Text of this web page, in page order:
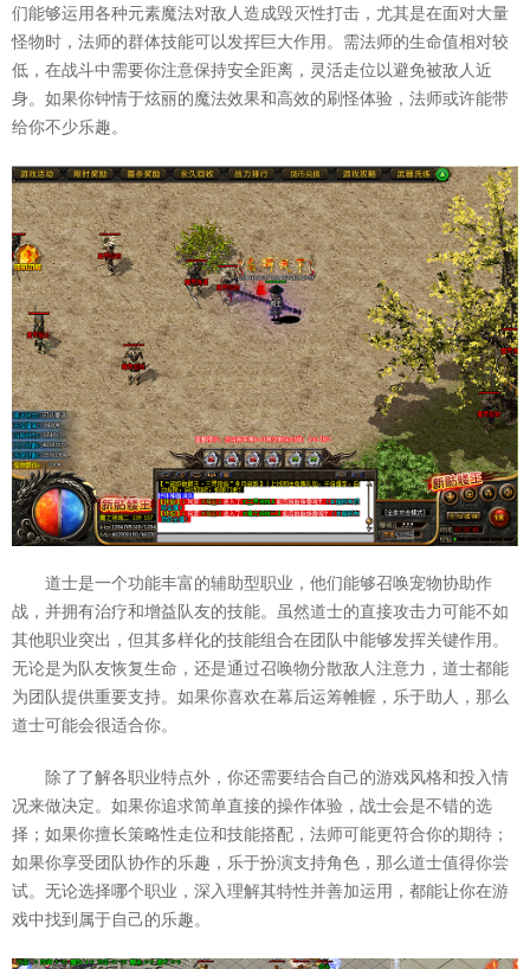
们能够运用各种元素魔法对敌人造成毁灭性打击，尤其是在面对大量
怪物时，法师的群体技能可以发挥巨大作用。需法师的生命值相对较
低，在战斗中需要你注意保持安全距离，灵活走位以避免被敌人近
身。如果你钟情于炫丽的魔法效果和高效的刷怪体验，法师或许能带
给你不少乐趣。
道士是一个功能丰富的辅助型职业，他们能够召唤宠物协助作
战，并拥有治疗和增益队友的技能。虽然道士的直接攻击力可能不如
其他职业突出，但其多样化的技能组合在团队中能够发挥关键作用。
无论是为队友恢复生命，还是通过召唤物分散敌人注意力，道士都能
为团队提供重要支持。如果你喜欢在幕后运筹帷幄，乐于助人，那么
道士可能会很适合你。
除了了解各职业特点外，你还需要结合自己的游戏风格和投入情
况来做决定。如果你追求简单直接的操作体验，战士会是不错的选
择；如果你擅长策略性走位和技能搭配，法师可能更符合你的期待；
如果你享受团队协作的乐趣，乐于扮演支持角色，那么道士值得你尝
试。无论选择哪个职业，深入理解其特性并善加运用，都能让你在游
戏中找到属于自己的乐趣。